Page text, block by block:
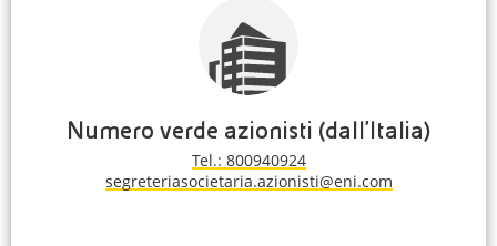
Numero verde azionisti (dall'Italia)
Tel.: 800940924
segreteriasocietaria.azionisti@eni.com